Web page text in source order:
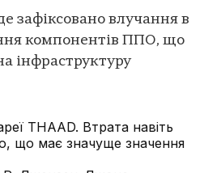
зафіксовано влучання в
компонентів ППО, що
інфраструктуру
THAAD. Втрата навіть
що має значуще значення